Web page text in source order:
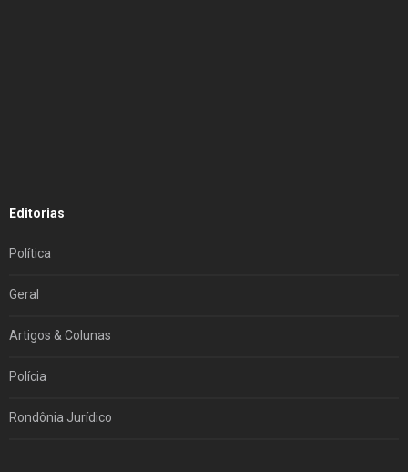
Editorias
Política
Geral
Artigos & Colunas
Polícia
Rondônia Jurídico